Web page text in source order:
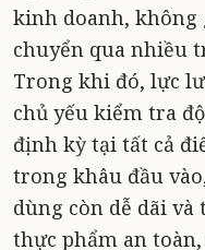
kinh doanh, không
chuyển qua nhiều
Trong khi đó, lực
chủ yếu kiểm tra
định kỳ tại tất cả
trong khâu đầu
dùng còn dễ dãi
thực phẩm an toàn,